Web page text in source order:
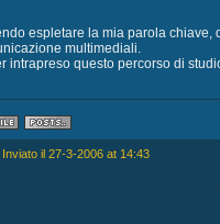
espletare la mia parola
multimediali.
intrapreso questo percorso di
Inviato il 27-3-2006 at 14:43